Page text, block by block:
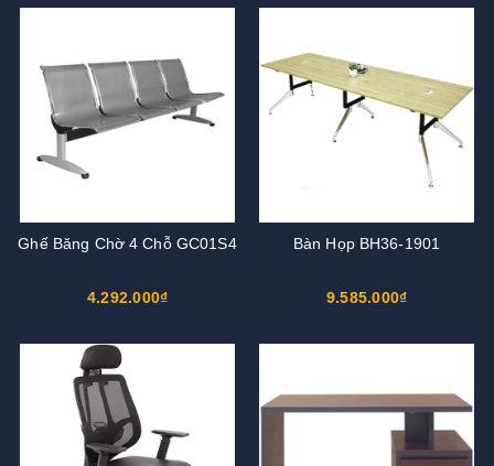
Ghế Băng Chờ 4 Chỗ GC01S4
4.292.000₫
Bàn Họp BH36-1901
9.585.000₫